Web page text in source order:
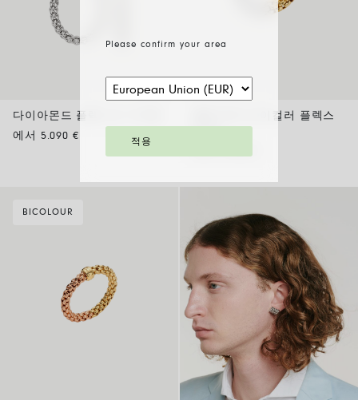
Please confirm your area
적용
다이아몬드 플렉스잇 이어링
에서 5.090 €
플랫 메쉬 바이컬러 플렉스
BICOLOUR